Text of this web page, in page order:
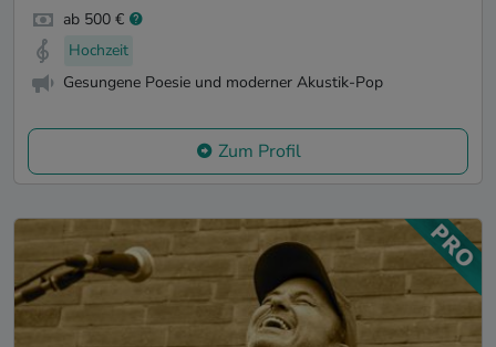
ab 500 €
Hochzeit
Gesungene Poesie und moderner Akustik-Pop
Zum Profil